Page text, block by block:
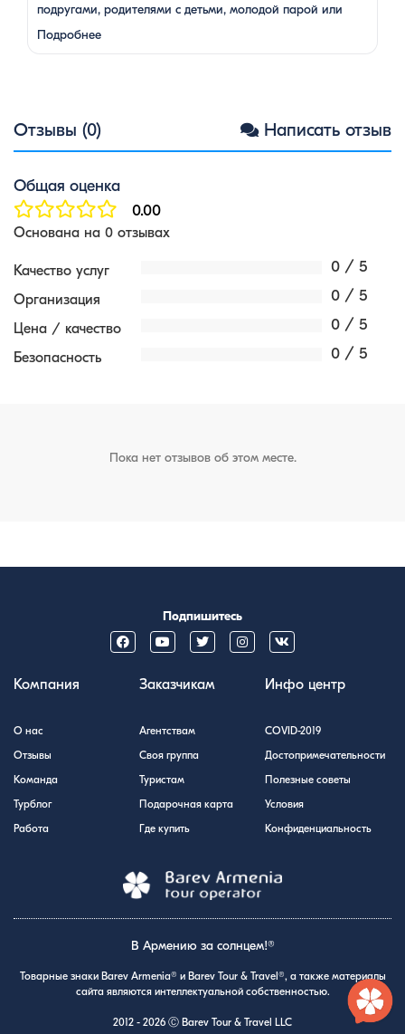
подругами, родителями с детьми, молодой парой или
супругами в возрасте. Какой тур выбрать для
путешествия вдвоем? 1. …
Подробнее
Отзывы (0) Написать отзыв
Общая оценка
0.00
Основана на 0 отзывах
Качество услуг 0 / 5
Организация 0 / 5
Цена / качество 0 / 5
Безопасность 0 / 5
Пока нет отзывов об этом месте.
Подпишитесь
Компания
О нас
Отзывы
Команда
Турблог
Работа
Заказчикам
Агентствам
Своя группа
Туристам
Подарочная карта
Где купить
Инфо центр
COVID-2019
Достопримечательности
Полезные советы
Условия
Конфиденциальность
В Армению за солнцем!®
Товарные знаки Barev Armenia® и Barev Tour & Travel®, а также материалы
сайта являются интеллектуальной собственностью.
2012 - 2026 Ⓒ Barev Tour & Travel LLC